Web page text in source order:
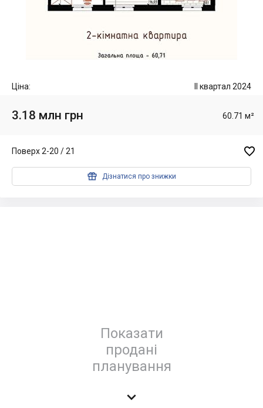
Ціна: II квартал 2024
3.18 млн грн 60.71 м²
Поверх 2-20 / 21 
 Дізнатися про знижки
Показати
продані
планування
